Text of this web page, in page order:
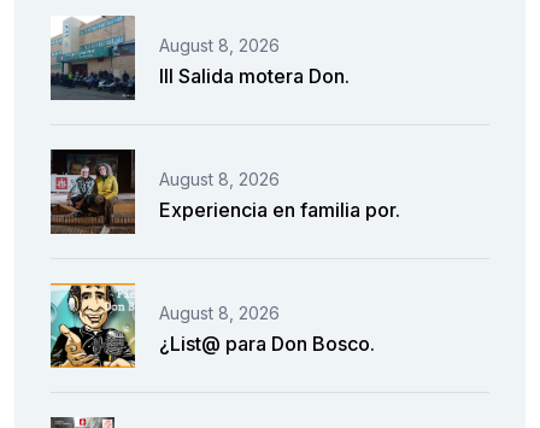
August 8, 2026
III Salida motera Don.
August 8, 2026
Experiencia en familia por.
August 8, 2026
¿List@ para Don Bosco.